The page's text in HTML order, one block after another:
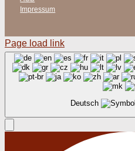
Impressum
Page load link
Deutsch